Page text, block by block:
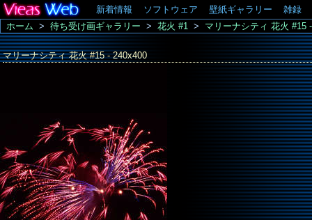
新着情報 ソフトウェア 壁紙ギャラリー 雑録
マリーナシティ 花火 #15 - 240x400
ホーム > 待ち受け画ギャラリー > 花火 #1 > マリーナシティ 花火 #15